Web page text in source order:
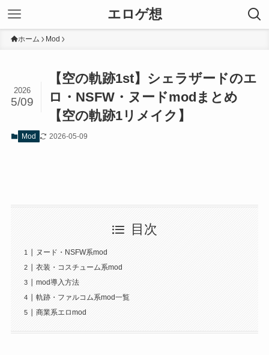
エロゲ想
ホーム Mod
【空の軌跡1st】シェラザードのエ
ロ・NSFW・ヌードmodまとめ
【空の軌跡1リメイク】
2026
5/09
Mod 2026-05-09
目次
ヌード・NSFW系mod
衣装・コスチューム系mod
mod導入方法
軌跡・ファルコム系mod一覧
商業系エロmod